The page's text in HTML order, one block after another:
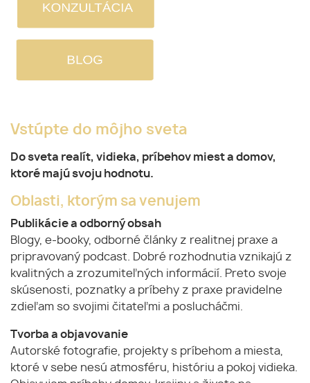
Vstúpte do môjho sveta
Do sveta realít, vidieka, príbehov miest a domov,
ktoré majú svoju hodnotu.
Oblasti, ktorým sa venujem
Publikácie a odborný obsah
Blogy, e-booky, odborné články z realitnej praxe a
pripravovaný podcast. Dobré rozhodnutia vznikajú z
kvalitných a zrozumiteľných informácií. Preto svoje
skúsenosti, poznatky a príbehy z praxe pravidelne
zdieľam so svojimi čitateľmi a poslucháčmi.
Tvorba a objavovanie
Autorské fotografie, projekty s príbehom a miesta,
ktoré v sebe nesú atmosféru, históriu a pokoj vidieka.